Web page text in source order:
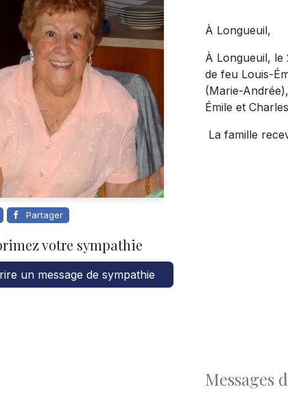
Partager
votre sympathie
un message de sympathie
À Longueuil,
À Longueuil, le
de feu Louis-
(Marie-
Émile et
La famille
Messages